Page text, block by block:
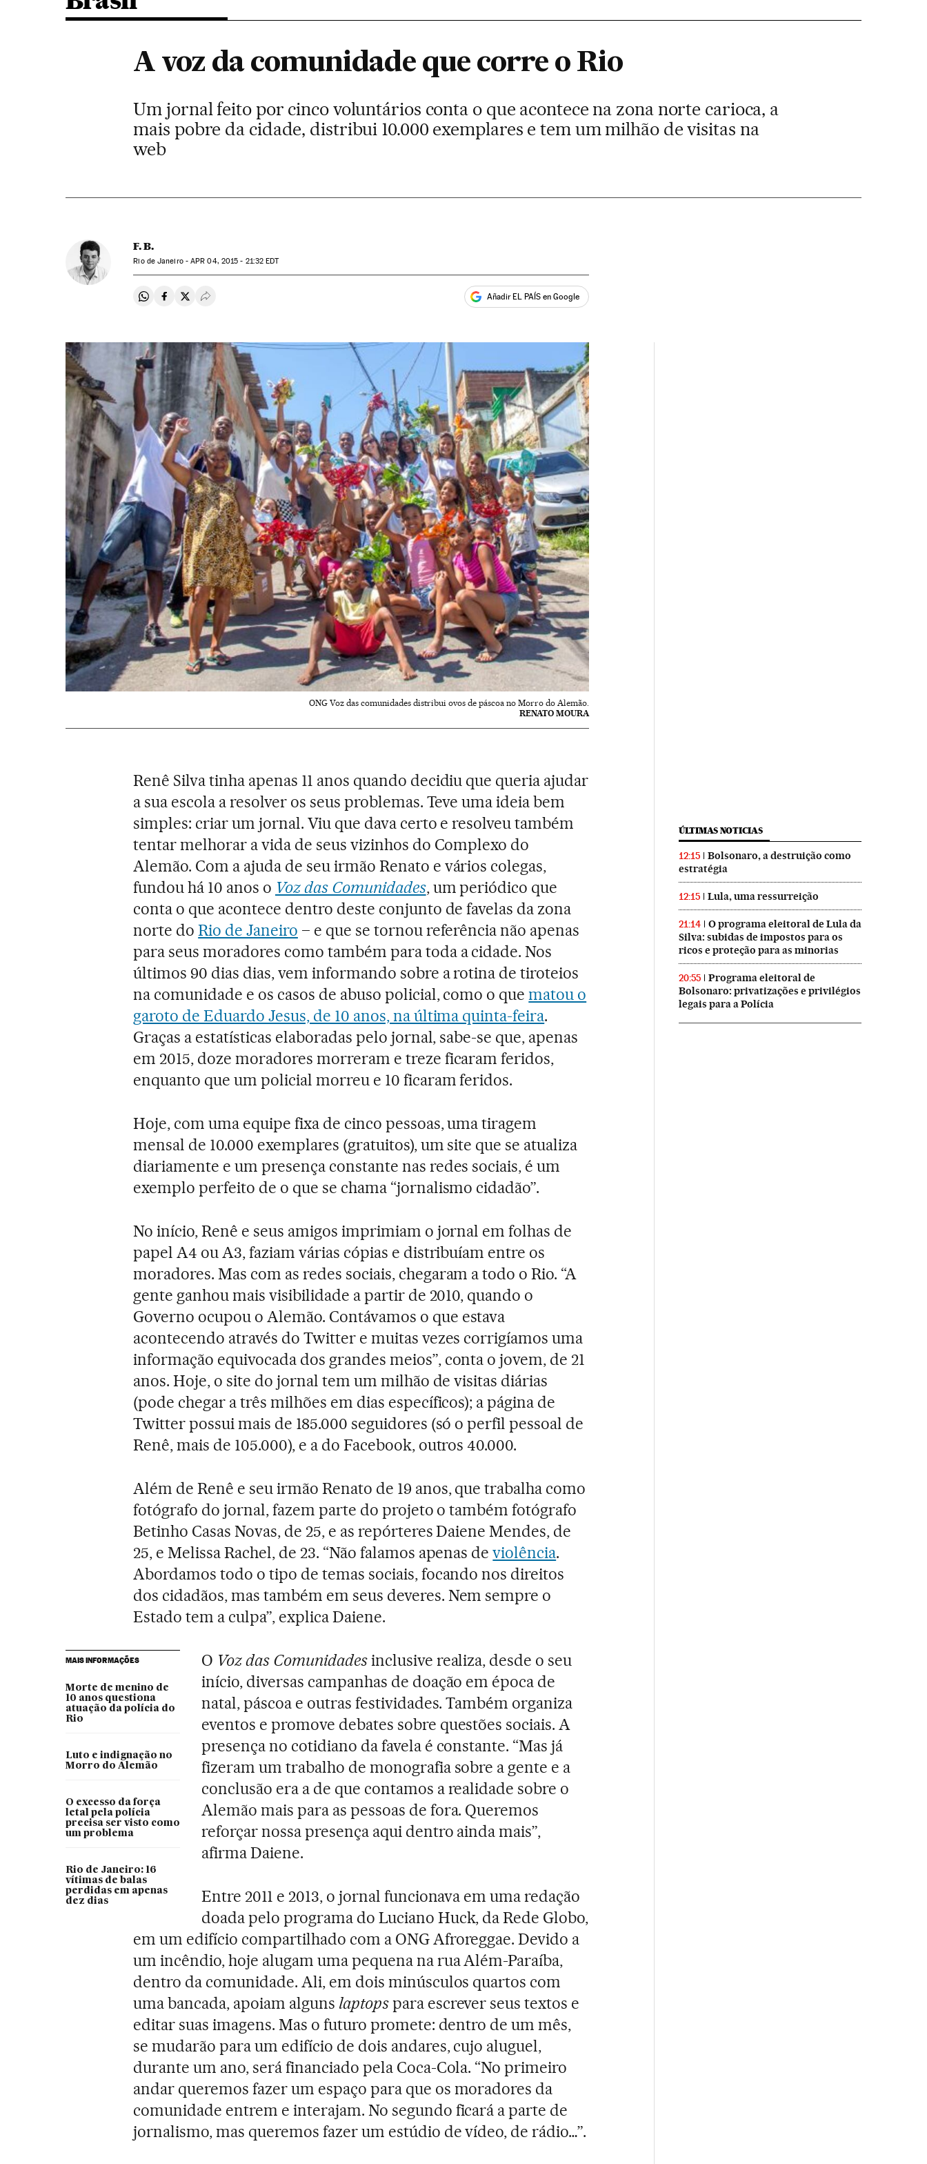
A voz da comunidade que corre o Rio
Um jornal feito por cinco voluntários conta o que acontece na zona norte carioca, a
mais pobre da cidade, distribui 10.000 exemplares e tem um milhão de visitas na
web
F. B.
Rio de Janeiro -APR 04, 2015 - 21:32 EDT
Compartir en Whatsapp
Compartir en Facebook
Compartir en Twitter
Desplegar Redes Sociales Añadir EL PAÍS en Google
ONG Voz das comunidades distribui ovos de páscoa no Morro do Alemão.
RENATO MOURA
Renê Silva tinha apenas 11 anos quando decidiu que queria ajudar
a sua escola a resolver os seus problemas. Teve uma ideia bem
simples: criar um jornal. Viu que dava certo e resolveu também
tentar melhorar a vida de seus vizinhos do Complexo do
Alemão. Com a ajuda de seu irmão Renato e vários colegas,
fundou há 10 anos o Voz das Comunidades, um periódico que
conta o que acontece dentro deste conjunto de favelas da zona
norte doRio de Janeiro – e que se tornou referência não apenas
para seus moradores como também para toda a cidade. Nos
últimos 90 dias dias, vem informando sobre a rotina de tiroteios
na comunidade e os casos de abuso policial, como o quematou o
garoto de Eduardo Jesus, de 10 anos, na última quinta-feira.
Graças a estatísticas elaboradas pelo jornal, sabe-se que, apenas
em 2015, doze moradores morreram e treze ficaram feridos,
enquanto que um policial morreu e 10 ficaram feridos.
Hoje, com uma equipe fixa de cinco pessoas, uma tiragem
mensal de 10.000 exemplares (gratuitos), um site que se atualiza
diariamente e um presença constante nas redes sociais, é um
exemplo perfeito de o que se chama “jornalismo cidadão”.
No início, Renê e seus amigos imprimiam o jornal em folhas de
papel A4 ou A3, faziam várias cópias e distribuíam entre os
moradores. Mas com as redes sociais, chegaram a todo o Rio. “A
gente ganhou mais visibilidade a partir de 2010, quando o
Governo ocupou o Alemão. Contávamos o que estava
acontecendo através do Twitter e muitas vezes corrigíamos uma
informação equivocada dos grandes meios”, conta o jovem, de 21
anos. Hoje, o site do jornal tem um milhão de visitas diárias
(pode chegar a três milhões em dias específicos); a página de
Twitter possui mais de 185.000 seguidores (só o perfil pessoal de
Renê, mais de 105.000), e a do Facebook, outros 40.000.
Além de Renê e seu irmão Renato de 19 anos, que trabalha como
fotógrafo do jornal, fazem parte do projeto o também fotógrafo
Betinho Casas Novas, de 25, e as repórteres Daiene Mendes, de
25, e Melissa Rachel, de 23. “Não falamos apenas deviolência.
Abordamos todo o tipo de temas sociais, focando nos direitos
dos cidadãos, mas também em seus deveres. Nem sempre o
Estado tem a culpa”, explica Daiene.
MAIS INFORMAÇÕES
Morte de menino de
10 anos questiona
atuação da polícia do
Rio
Luto e indignação no
Morro do Alemão
O excesso da força
letal pela polícia
precisa ser visto como
um problema
Rio de Janeiro: 16
vítimas de balas
perdidas em apenas
dez dias
O Voz das Comunidadesinclusive realiza, desde o seu
início, diversas campanhas de doação em época de
natal, páscoa e outras festividades. Também organiza
eventos e promove debates sobre questões sociais. A
presença no cotidiano da favela é constante. “Mas já
fizeram um trabalho de monografia sobre a gente e a
conclusão era a de que contamos a realidade sobre o
Alemão mais para as pessoas de fora. Queremos
reforçar nossa presença aqui dentro ainda mais”,
afirma Daiene.
Entre 2011 e 2013, o jornal funcionava em uma redação
doada pelo programa do Luciano Huck, da Rede Globo,
em um edifício compartilhado com a ONG Afroreggae. Devido a
um incêndio, hoje alugam uma pequena na rua Além-Paraíba,
dentro da comunidade. Ali, em dois minúsculos quartos com
uma bancada, apoiam alguns laptopspara escrever seus textos e
editar suas imagens. Mas o futuro promete: dentro de um mês,
se mudarão para um edifício de dois andares, cujo aluguel,
durante um ano, será financiado pela Coca-Cola. “No primeiro
andar queremos fazer um espaço para que os moradores da
comunidade entrem e interajam. No segundo ficará a parte de
jornalismo, mas queremos fazer um estúdio de vídeo, de rádio…”.
ÚLTIMAS NOTICIAS
12:15
Bolsonaro, a destruição como
estratégia
12:15 Lula, uma ressurreição
21:14
O programa eleitoral de Lula da
Silva: subidas de impostos para os
ricos e proteção para as minorias
20:55
Programa eleitoral de
Bolsonaro: privatizações e privilégios
legais para a Polícia